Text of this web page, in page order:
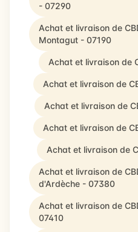
- 07290
Achat et livraison de
Montagut - 07190
Achat et livraison de
Achat et livraison de
Achat et livraison de
Achat et livraison de
Achat et livraison de
Achat et livraison de
d'Ardèche - 07380
Achat et livraison de
07410